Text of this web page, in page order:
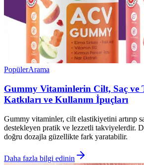
PopülerArama
Gummy Vitaminlerin Cilt, Saç ve
Katkıları ve Kullanım İpuçları
Gummy vitaminler, cilt elastikiyetini artırıp
destekleyen pratik ve lezzetli takviyelerdir.
doğru dozajla güzellikte fark yaratabilir.
Daha fazla bilgi edinin